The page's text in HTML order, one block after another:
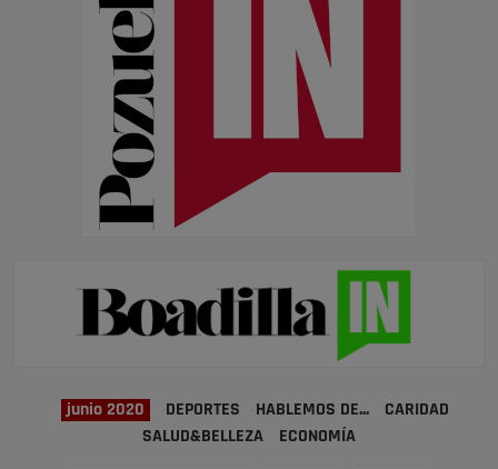
junio 2020 DEPORTES HABLEMOS DE...
CARIDAD
SALUD&BELLEZA
ECONOMÍA